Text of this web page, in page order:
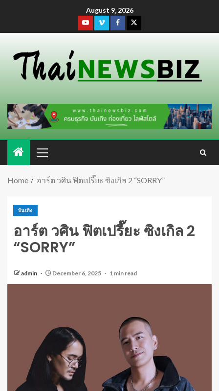
August 9, 2026
Home อาร์ต วศิน ฟิตเปรี๊ยะ ซิงเกิล 2 “SORRY”
บันเทิง
อาร์ต วศิน ฟิตเปรี๊ยะ ซิงเกิล 2
“SORRY”
admin December 6, 2025 1 min read